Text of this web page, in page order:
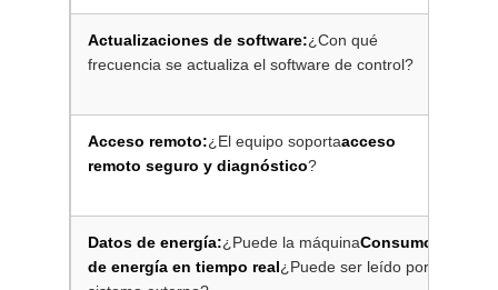
Actualizaciones de software:¿Con qué
frecuencia se actualiza el software de control?
Acceso remoto:¿El equipo soportaacceso
remoto seguro y diagnóstico?
Datos de energía:¿Puede la máquinaConsumo
de energía en tiempo real¿Puede ser leído por un